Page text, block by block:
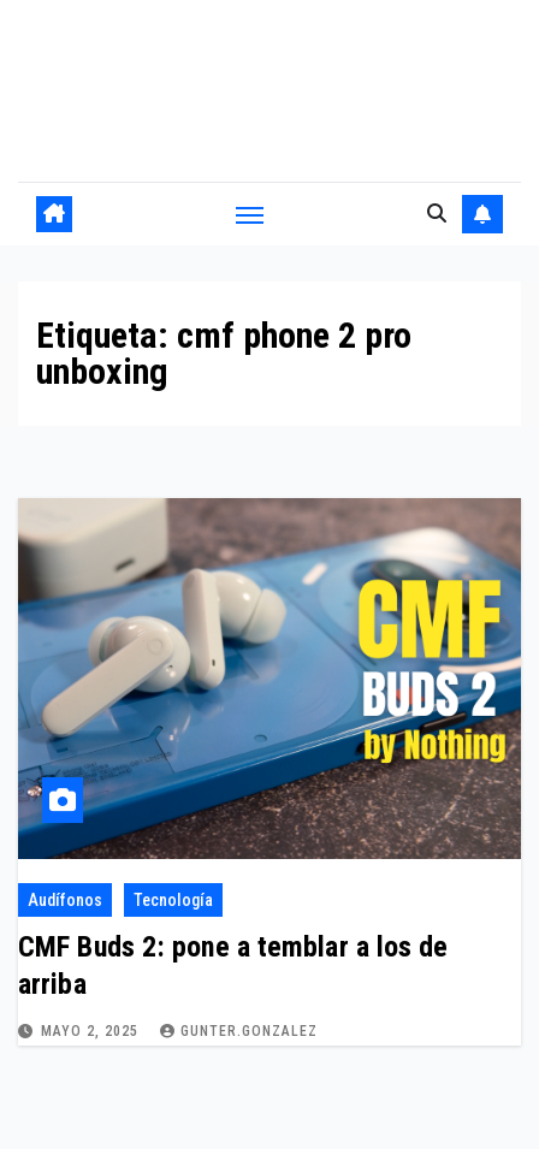
Etiqueta: cmf phone 2 pro
unboxing
Audífonos Tecnología
CMF Buds 2: pone a temblar a los de
arriba
MAYO 2, 2025 GUNTER.GONZALEZ